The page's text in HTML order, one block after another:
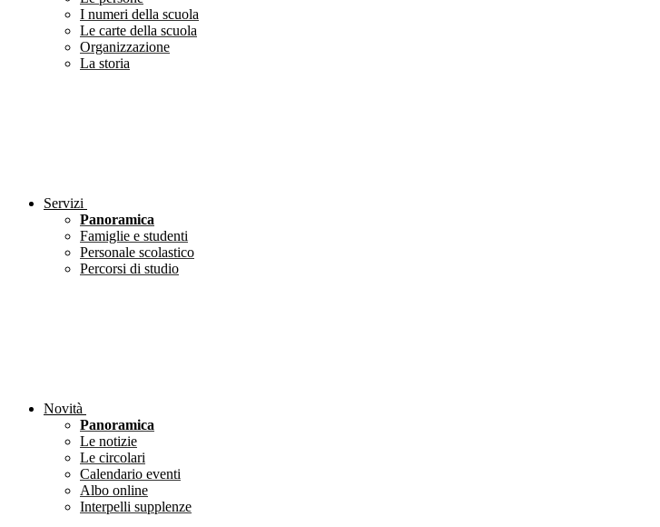
I numeri della scuola
Le carte della scuola
Organizzazione
La storia
Servizi
Panoramica
Famiglie e studenti
Personale scolastico
Percorsi di studio
Novità
Panoramica
Le notizie
Le circolari
Calendario eventi
Albo online
Interpelli supplenze